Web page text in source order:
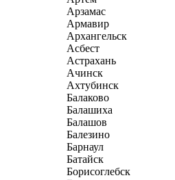
Арзамас
Армавир
Архангельск
Асбест
Астрахань
Ачинск
Ахтубинск
Балаково
Балашиха
Балашов
Балезино
Барнаул
Батайск
Борисоглебск